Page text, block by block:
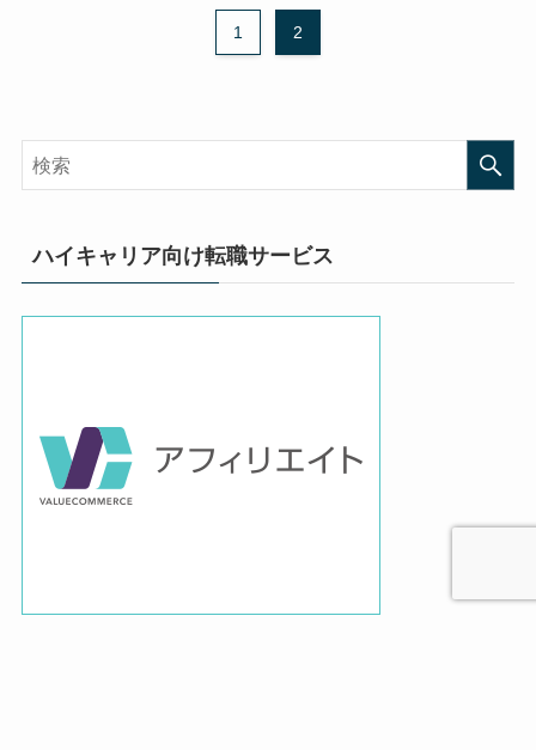
1 2
ハイキャリア向け転職サービス